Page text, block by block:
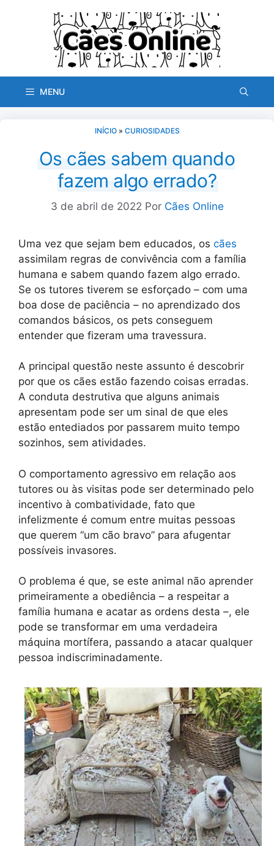
MENU
INÍCIO» CURIOSIDADES
Os cães sabem quando
fazem algo errado?
3 de abril de 2022 Por Cães Online
Uma vez que sejam bem educados, os cães
assimilam regras de convivência com a família
humana e sabem quando fazem algo errado.
Se os tutores tiverem se esforçado – com uma
boa dose de paciência – no aprendizado dos
comandos básicos, os pets conseguem
entender que fizeram uma travessura.
A principal questão neste assunto é descobrir
por que os cães estão fazendo coisas erradas.
A conduta destrutiva que alguns animais
apresentam pode ser um sinal de que eles
estão entediados por passarem muito tempo
sozinhos, sem atividades.
O comportamento agressivo em relação aos
tutores ou às visitas pode ser determinado pelo
incentivo à combatividade, fato que
infelizmente é comum entre muitas pessoas
que querem “um cão bravo” para afugentar
possíveis invasores.
O problema é que, se este animal não aprender
primeiramente a obediência – a respeitar a
família humana e acatar as ordens desta –, ele
pode se transformar em uma verdadeira
máquina mortífera, passando a atacar qualquer
pessoa indiscriminadamente.